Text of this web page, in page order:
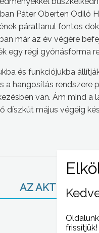
Páter Oberten Odiló
páratlanul fontos
már az év végére
egy régi gyónásforma
és funkciójukba
a hangosítás rendszere
van. Ám mind a
díszkút május végéig
AZ AKTUÁLIS
frissítjük!